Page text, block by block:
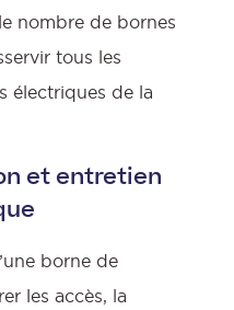
nombre de bornes
tous les
électriques de la
et entretien
borne de
les accès, la